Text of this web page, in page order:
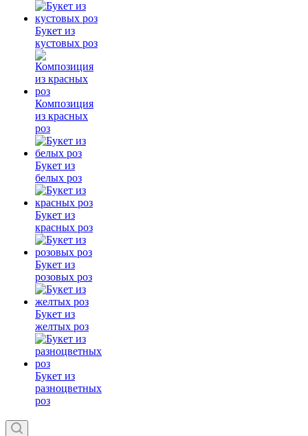
Букет из
кустовых роз
Композиция
из красных
роз
Букет из
белых роз
Букет из
красных роз
Букет из
розовых роз
Букет из
желтых роз
Букет из
разноцветных
роз